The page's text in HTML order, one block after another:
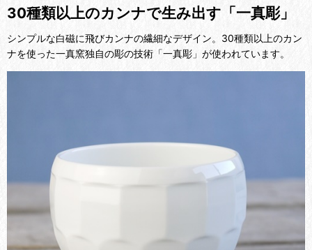
30種類以上のカンナで生み出す「一真彫」
シンプルな白磁に飛びカンナの繊細なデザイン。30種類以上のカン
ナを使った一真窯独自の彫の技術「一真彫」が使われています。